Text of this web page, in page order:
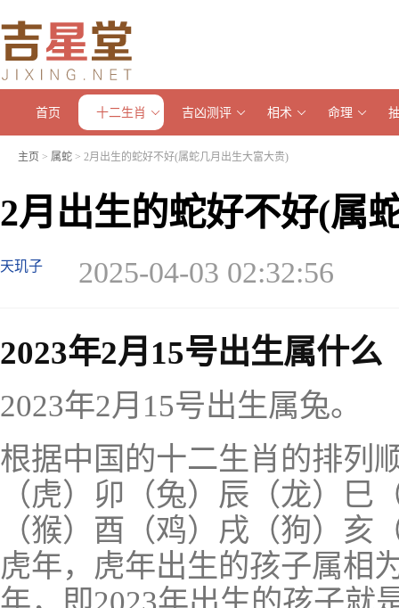
首页 十二生肖 吉凶测评 相术 命理
主页 > 属蛇 > 2月出生的蛇好不好(属蛇几月出生大富大贵)
2月出生的蛇好不好(属
天玑子 2025-04-03 02:32:56
2023年2月15号出生属什么
2023年2月15号出生属兔。
根据中国的十二生肖的排列
（虎）卯（兔）辰（龙）巳
（猴）酉（鸡）戌（狗）亥
虎年，虎年出生的孩子属相